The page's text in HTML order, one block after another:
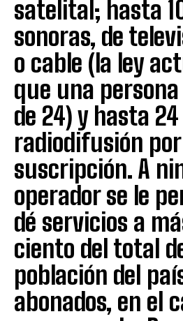
satelital; hasta
sonoras, de
o cable (la ley
que una
de 24) y hasta
radiodifusión por
suscripción. A
operador se le
dé servicios a
ciento del total
población del
abonados, en el